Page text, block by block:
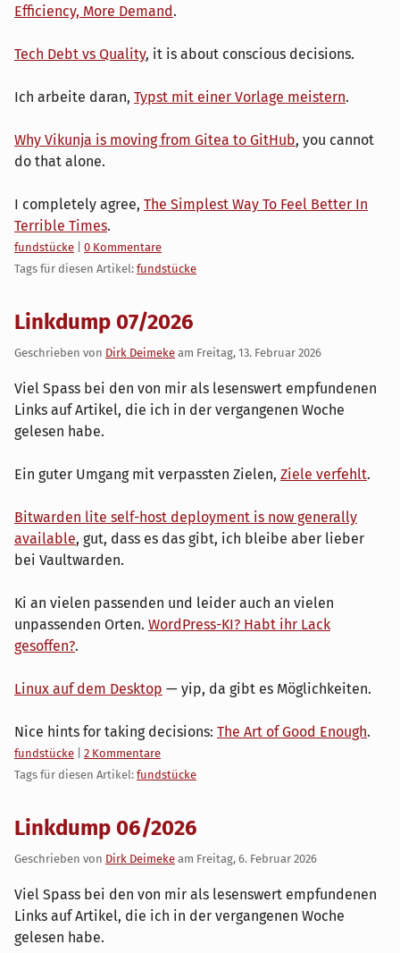
Efficiency, More Demand .
Tech Debt vs Quality, it is about conscious decisions.
Ich arbeite daran, Typst mit einer Vorlage meistern.
Why Vikunja is moving from Gitea to GitHub, you cannot
do that alone.
I completely agree, The Simplest Way To Feel Better In
Terrible Times.
Kategorien:
fundstücke
0 Kommentare
Tags für diesen Artikel: fundstücke
Linkdump 07/2026
Geschrieben von Dirk Deimeke am Freitag, 13. Februar 2026
Viel Spass bei den von mir als lesenswert empfundenen
Links auf Artikel, die ich in der vergangenen Woche
gelesen habe.
Ein guter Umgang mit verpassten Zielen, Ziele verfehlt.
Bitwarden lite self-host deployment is now generally
available, gut, dass es das gibt, ich bleibe aber lieber
bei Vaultwarden.
Ki an vielen passenden und leider auch an vielen
unpassenden Orten. WordPress-KI? Habt ihr Lack
gesoffen?.
Linux auf dem Desktop — yip, da gibt es Möglichkeiten.
Nice hints for taking decisions: The Art of Good Enough.
Kategorien:
fundstücke
2 Kommentare
Tags für diesen Artikel: fundstücke
Linkdump 06/2026
Geschrieben von Dirk Deimeke am Freitag, 6. Februar 2026
Viel Spass bei den von mir als lesenswert empfundenen
Links auf Artikel, die ich in der vergangenen Woche
gelesen habe.